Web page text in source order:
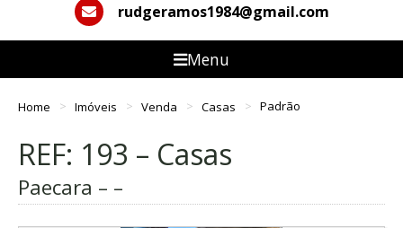
rudgeramos1984@gmail.com
Menu
Home Imóveis Venda Casas Padrão
REF: 193 – Casas
Paecara – –